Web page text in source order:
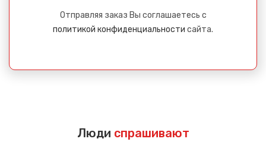
Отправляя заказ Вы соглашаетесь с
политикой конфиденциальности сайта.
Люди спрашивают